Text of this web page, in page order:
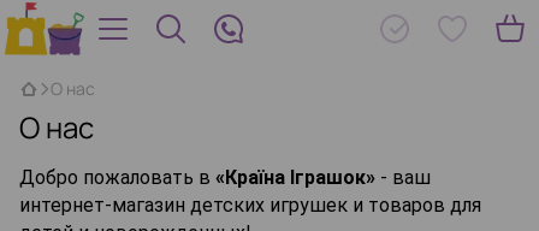
О нас
О нас
Добро пожаловать в «Країна Іграшок» - ваш
интернет-магазин детских игрушек и товаров для